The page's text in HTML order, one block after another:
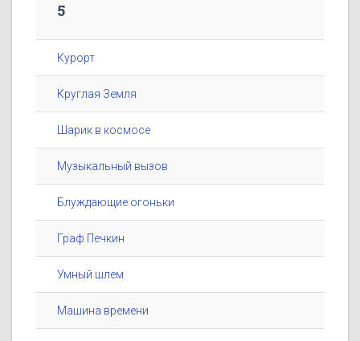
5
Курорт
Круглая Земля
Шарик в космосе
Музыкальный вызов
Блуждающие огоньки
Граф Печкин
Умный шлем
Машина времени